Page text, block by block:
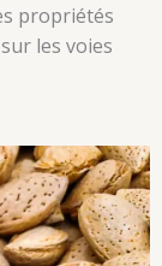
propriétés
les voies